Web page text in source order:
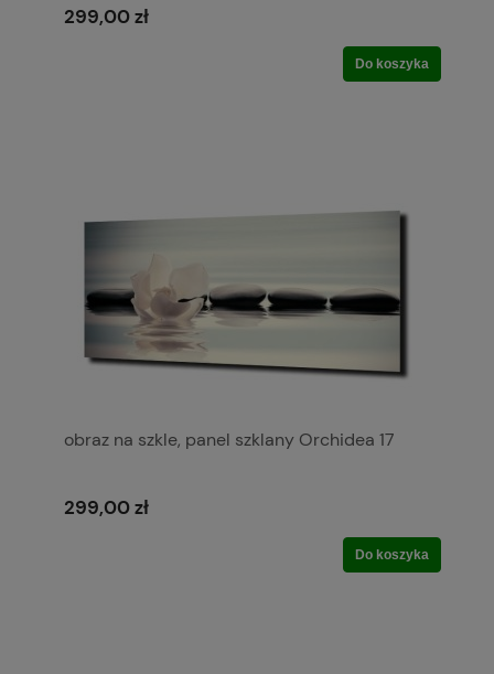
299,00 zł
Do koszyka
obraz na szkle, panel szklany Orchidea 17
299,00 zł
Do koszyka